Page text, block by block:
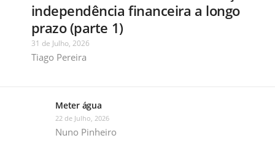
independência financeira a longo
prazo (parte 1)
31 de Julho, 2026
Tiago Pereira
Meter água
22 de Julho, 2026
Nuno Pinheiro